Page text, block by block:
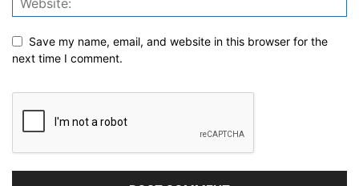
Save my name, email, and website in this browser for the
next time I comment.